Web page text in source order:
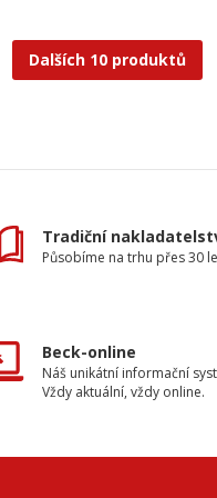
Dalších 10 produktů
Tradiční
Působíme na trhu přes 30
Beck-online
Náš unikátní informační
Vždy aktuální, vždy online.